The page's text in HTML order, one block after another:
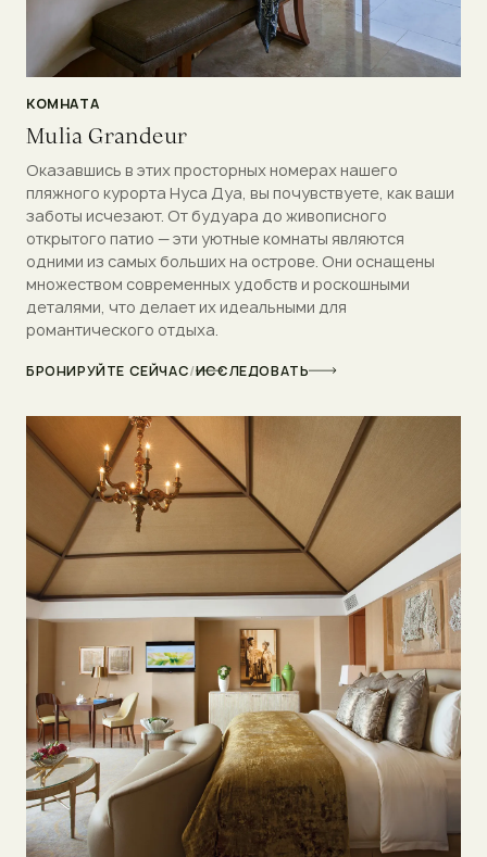
КОМНАТА
Mulia Grandeur
Оказавшись в этих просторных номерах нашего
пляжного курорта Нуса Дуа, вы почувствуете, как ваши
заботы исчезают. От будуара до живописного
открытого патио — эти уютные комнаты являются
одними из самых больших на острове. Они оснащены
множеством современных удобств и роскошными
деталями, что делает их идеальными для
романтического отдыха.
БРОНИРУЙТЕ СЕЙЧАС/ИССЛЕДОВАТЬ